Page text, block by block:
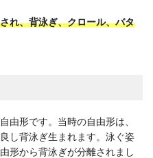
れ、背泳ぎ、クロール、バタ
由形です。当時の自由形は、
し背泳ぎ生まれます。泳ぐ姿
形から背泳ぎが分離されまし